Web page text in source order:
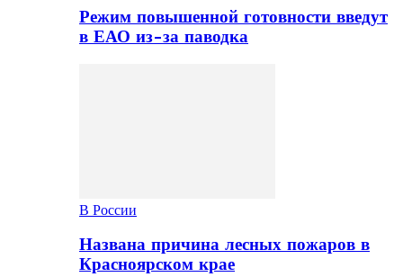
Режим повышенной готовности введут
в ЕАО из-за паводка
В России
Названа причина лесных пожаров в
Красноярском крае